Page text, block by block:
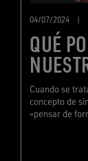
04/07/2024 |
QUÉ
Cuando se
concepto de
«pensar de